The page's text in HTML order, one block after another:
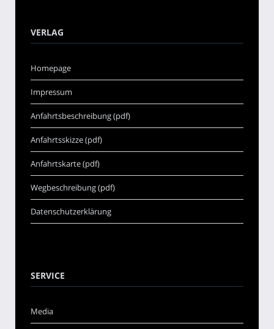
VERLAG
Homepage
Impressum
Anfahrtsbeschreibung (pdf)
Anfahrtsskizze (pdf)
Anfahrtskarte (pdf)
Wegbeschreibung (pdf)
Datenschutzerklärung
SERVICE
Media